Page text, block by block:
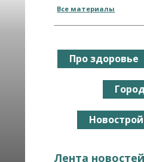
Все материалы
Про здоровье
Лента новостей